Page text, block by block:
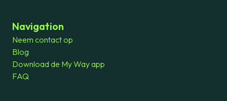
Navigation
Neem contact op
Blog
Download de My Way app
FAQ